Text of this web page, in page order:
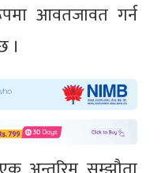
आवतजावत गर्न
।